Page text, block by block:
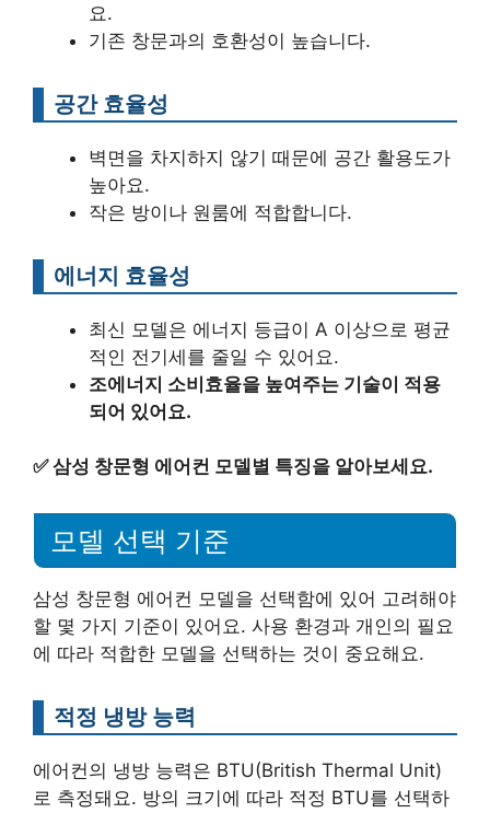
요.
기존 창문과의 호환성이 높습니다.
공간 효율성
벽면을 차지하지 않기 때문에 공간 활용도가
높아요.
작은 방이나 원룸에 적합합니다.
에너지 효율성
최신 모델은 에너지 등급이 A 이상으로 평균
적인 전기세를 줄일 수 있어요.
조에너지 소비효율을 높여주는 기술이 적용
되어 있어요.
✅삼성 창문형 에어컨 모델별 특징을 알아보세요.
모델 선택 기준
삼성 창문형 에어컨 모델을 선택함에 있어 고려해야
할 몇 가지 기준이 있어요. 사용 환경과 개인의 필요
에 따라 적합한 모델을 선택하는 것이 중요해요.
적정 냉방 능력
에어컨의 냉방 능력은 BTU(British Thermal Unit)
로 측정돼요. 방의 크기에 따라 적정 BTU를 선택하